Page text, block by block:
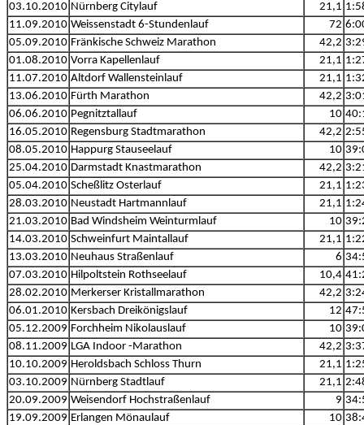
03.10.2010 Nürnberg Citylauf 21,1
11.09.2010 Weissenstadt 6-Stundenlauf 72
05.09.2010 Fränkische Schweiz Marathon 42,2
01.08.2010 Vorra Kapellenlauf 21,1
11.07.2010 Altdorf Wallensteinlauf 21,1
13.06.2010 Fürth Marathon 42,2
06.06.2010 Pegnitztallauf 10
16.05.2010 Regensburg Stadtmarathon 42,2
08.05.2010 Happurg Stauseelauf 10
25.04.2010 Darmstadt Knastmarathon 42,2
05.04.2010 Scheßlitz Osterlauf 21,1
28.03.2010 Neustadt Hartmannlauf 21,1
21.03.2010 Bad Windsheim Weinturmlauf 10
14.03.2010 Schweinfurt Maintallauf 21,1
13.03.2010 Neuhaus Straßenlauf 6
07.03.2010 Hilpoltstein Rothseelauf 10,4
28.02.2010 Merkerser Kristallmarathon 42,2
06.01.2010 Kersbach Dreikönigslauf 12
05.12.2009 Forchheim Nikolauslauf 10
08.11.2009 LGA Indoor -Marathon 42,2
10.10.2009 Heroldsbach Schloss Thurn 21,1
03.10.2009 Nürnberg Stadtlauf 21,1
20.09.2009 Weisendorf Hochstraßenlauf 9
19.09.2009 Erlangen Mönaulauf 10